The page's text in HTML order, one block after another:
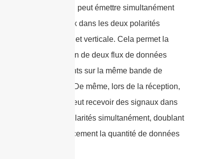
polarisation peut émettre simultanément
des signaux dans les deux polarités
horizontale et verticale. Cela permet la
transmission de deux flux de données
indépendants sur la même bande de
fréquence. De même, lors de la réception,
l'antenne peut recevoir des signaux dans
les deux polarités simultanément, doublant
ainsi efficacement la quantité de données